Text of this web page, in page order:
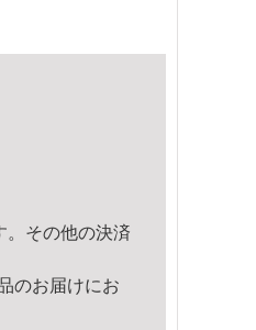
。その他の決済
のお届けにお